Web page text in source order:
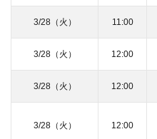
3/28（火） 11:00
3/28（火） 12:00
3/28（火） 12:00
3/28（火） 12:00